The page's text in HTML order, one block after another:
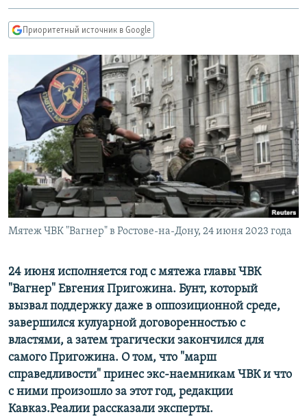
Вернутся
поиску
СЕВЕР.РЕАЛИИ
СИБИРЬ.РЕАЛИИ
РАСПИСАНИЕ ВЕЩАНИЯ
ПОДПИШИТЕСЬ НА РАССЫЛКУ
СОЦИАЛЬНЫЕ СЕТИ
Приоритетный источник в Google
Мятеж ЧВК "Вагнер" в Ростове-на-Дону, 24 июня 2023 года
24 июня исполняется год с мятежа главы ЧВК
"Вагнер" Евгения Пригожина. Бунт, который
вызвал поддержку даже в оппозиционной среде,
завершился кулуарной договоренностью с
властями, а затем трагически закончился для
самого Пригожина. О том, что "марш
справедливости" принес экс-наемникам ЧВК и что
с ними произошло за этот год, редакции
Кавказ.Реалии рассказали эксперты.